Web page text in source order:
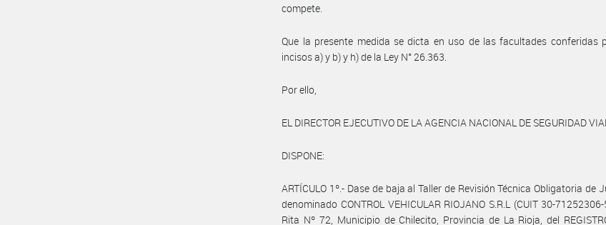
compete.
Que la presente medida se dicta en uso de las facultades conferidas
incisos a) y b) y h) de la Ley N° 26.363.
Por ello,
EL DIRECTOR EJECUTIVO DE LA AGENCIA NACIONAL DE SEGURIDAD
DISPONE:
ARTÍCULO 1º.- Dase de baja al Taller de Revisión Técnica Obligatoria de
denominado CONTROL VEHICULAR RIOJANO S.R.L (CUIT 30-
Rita Nº 72, Municipio de Chilecito, Provincia de La Rioja, del